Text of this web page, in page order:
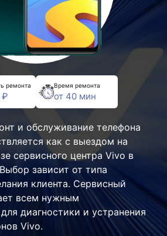
ремонта
₽
Время ремонта
от 40 мин
и обслуживание телефона
как с выездом на
сервисного центра Vivo в
зависит от типа
клиента. Сервисный
всем нужным
диагностики и устранения
Vivo.